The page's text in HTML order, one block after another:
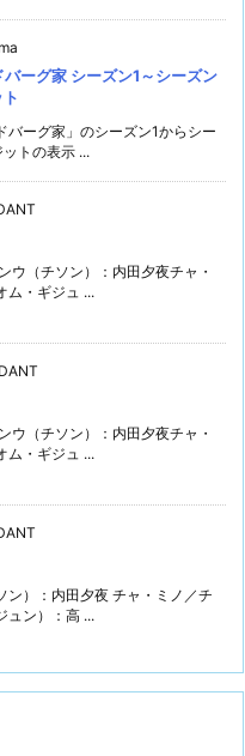
ーグ家 シーズン1～シーズン
バーグ家」のシーズン1からシー
トの表示 ...
ウ（チソン）：内田夕夜チャ・
ム・ギジュ ...
ウ（チソン）：内田夕夜チャ・
ム・ギジュ ...
ン）：内田夕夜 チャ・ミノ／チ
ュン）：高 ...